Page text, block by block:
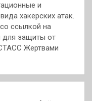
и
хакерских атак.
ссылкой на
для защиты от
Жертвами